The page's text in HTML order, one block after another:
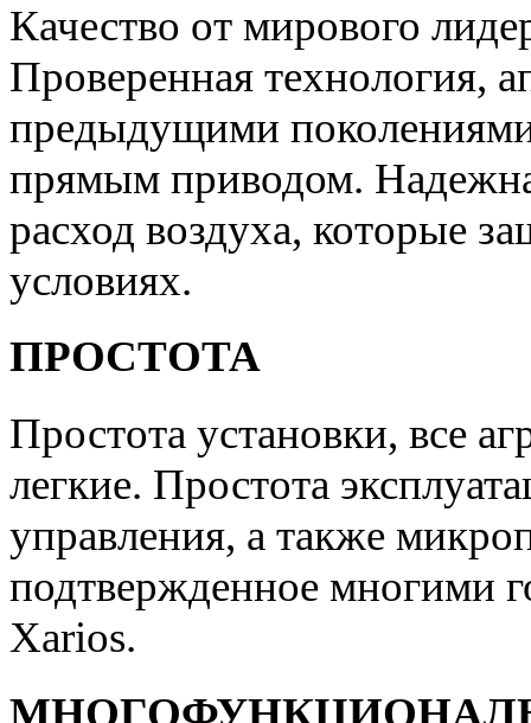
Качество от мирового
Проверенная технология,
предыдущими
прямым приводом.
расход воздуха, которые
условиях.
ПРОСТОТА
Простота установки, все
легкие. Простота
управления, а также
подтвержденное многими
Xarios.